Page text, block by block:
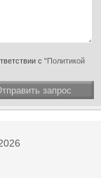
с "Политикой
запрос